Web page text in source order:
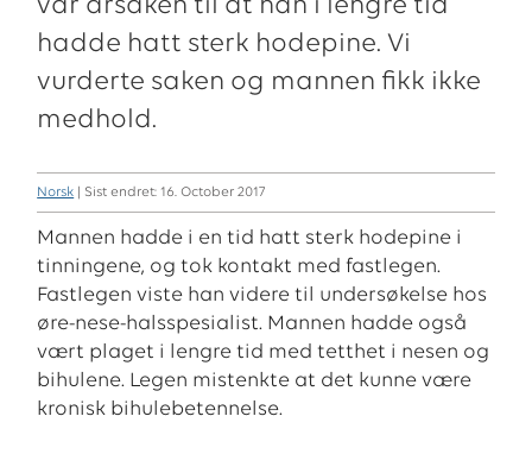
var årsaken til at han i lengre tid
hadde hatt sterk hodepine. Vi
vurderte saken og mannen fikk ikke
medhold.
Norsk | Sist endret: 16. October 2017
Mannen hadde i en tid hatt sterk hodepine i
tinningene, og tok kontakt med fastlegen.
Fastlegen viste han videre til undersøkelse hos
øre-nese-halsspesialist. Mannen hadde også
vært plaget i lengre tid med tetthet i nesen og
bihulene. Legen mistenkte at det kunne være
kronisk bihulebetennelse.